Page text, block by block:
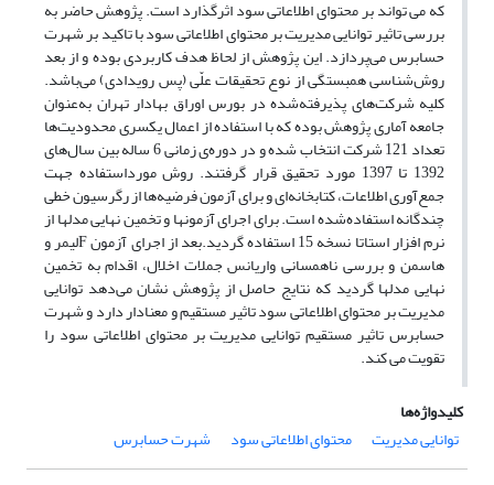
که می تواند بر محتوای اطلاعاتی سود اثرگذارد است. پژوهش حاضر به
بررسی تاثیر توانایی مدیریت بر محتوای اطلاعاتی سود با تاکید بر شهرت
حسابرس می‌پردازد. این پژوهش از لحاظ هدف کاربردی بوده و از بعد
روش‌شناسی همبستگی از نوع تحقیقات علّی (پس رویدادی) می‌باشد.
کلیه شرکت‌های پذیرفته‌شده در بورس اوراق بهادار تهران به‌عنوان
جامعه آماری پژوهش بوده که با استفاده از اعمال یکسری محدودیت‌ها
تعداد 121 شرکت انتخاب ‌شده و در دوره‌ی زمانی 6 ساله بین سال‌های
1392 تا 1397 مورد تحقیق قرار گرفتند. روش مورداستفاده جهت
جمع‌آوری اطلاعات، کتابخانه‌ای و برای آزمون فرضیه‌ها از رگرسیون خطی
چندگانه استفاده‌شده است. برای اجرای آزمونها و تخمین نهایی مدلها از
نرم افزار استاتا نسخه 15 استفاده گردید.بعد از اجرای آزمون Fلیمر و
هاسمن و بررسی ناهمسانی واریانس جملات اخلال، اقدام به تخمین
نهایی مدلها گردید که نتایج حاصل از پژوهش نشان می‌دهد توانایی
مدیریت بر محتوای اطلاعاتی سود تاثیر مستقیم و معنادار دارد و شهرت
حسابرس تاثیر مستقیم توانایی مدیریت بر محتوای اطلاعاتی سود را
تقویت می کند.
کلیدواژه‌ها
توانایی مدیریت
محتوای اطلاعاتی سود شهرت حسابرس